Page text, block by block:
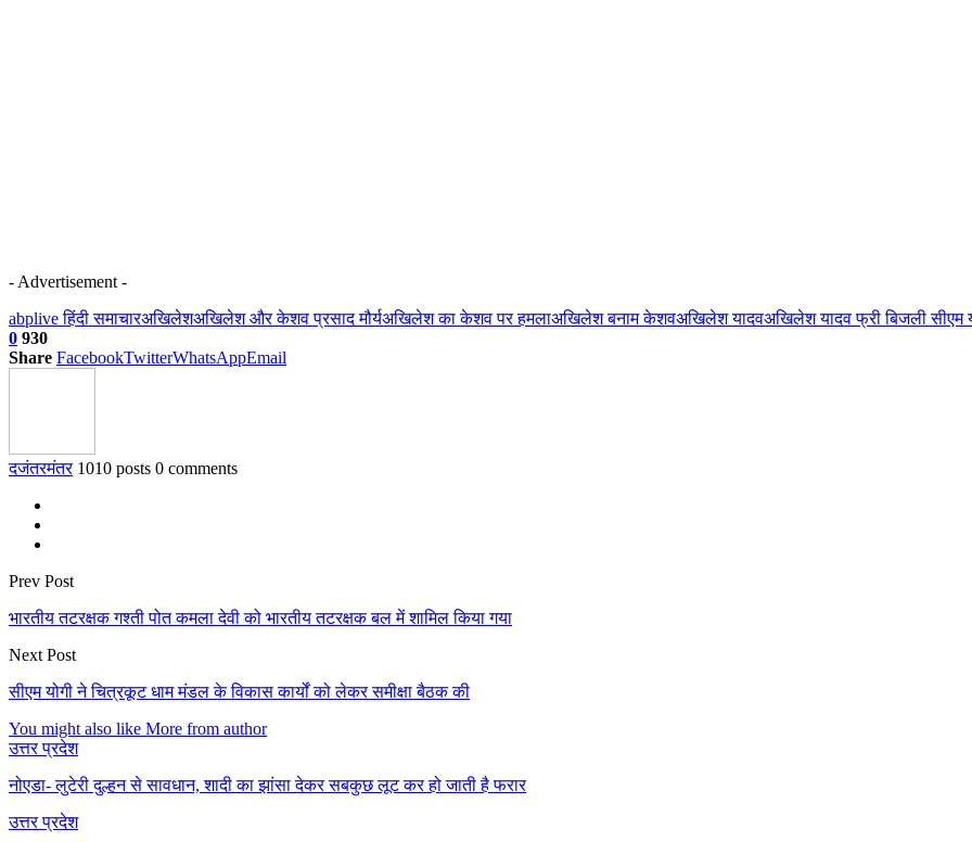
- Advertisement -
abplive हिंदी समाचारअखिलेशअखिलेश और केशव प्रसाद मौर्यअखिलेश का केशव पर हमलाअखिलेश बनाम केशवअखिलेश यादवअखिलेश यादव फ्री बिजली सीएम
0 930
Share FacebookTwitterWhatsAppEmail
दजंतरमंतर 1010 posts 0 comments
Prev Post
भारतीय तटरक्षक गश्ती पोत कमला देवी को भारतीय तटरक्षक बल में शामिल किया गया
Next Post
सीएम योगी ने चित्रकूट धाम मंडल के विकास कार्यों को लेकर समीक्षा बैठक की
You might also like More from author
उत्तर प्रदेश
नोएडा- लुटेरी दुल्हन से सावधान, शादी का झांसा देकर सबकुछ लूट कर हो जाती है फरार
उत्तर प्रदेश